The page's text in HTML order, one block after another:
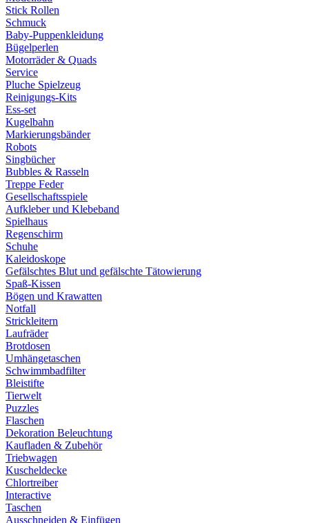
Stick Rollen
Schmuck
Baby-Puppenkleidung
Bügelperlen
Motorräder & Quads
Service
Pluche Spielzeug
Reinigungs-Kits
Ess-set
Kugelbahn
Markierungsbänder
Robots
Singbücher
Bubbles & Rasseln
Treppe Feder
Gesellschaftsspiele
Aufkleber und Klebeband
Spielhaus
Regenschirm
Schuhe
Kaleidoskope
Gefälschtes Blut und gefälschte Tätowierung
Spaß-Kissen
Bögen und Krawatten
Notfall
Strickleitern
Laufräder
Brotdosen
Umhängetaschen
Schwimmbadfilter
Bleistifte
Tierwelt
Puzzles
Flaschen
Dekoration Beleuchtung
Kaufladen & Zubehör
Triebwagen
Kuscheldecke
Chlortreiber
Interactive
Taschen
Ausschneiden & Einfügen